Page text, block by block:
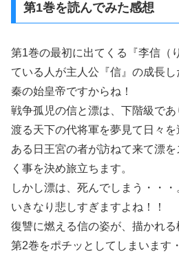
第1巻を読んでみた感想
第1巻の最初に出てくる『李信（
ている人が主人公『信』の成長し
秦の始皇帝ですからね！
戦争孤児の信と漂は、下階級で
渡る天下の代将軍を夢見て日々を
ある日王宮の者が訪ねて来て漂
く事を決め旅立ちます。
しかし漂は、死んでしまう・・・
いきなり悲しすぎますよね！！
復讐に燃える信の姿が、描かれ
第2巻をポチッとしてしまいます